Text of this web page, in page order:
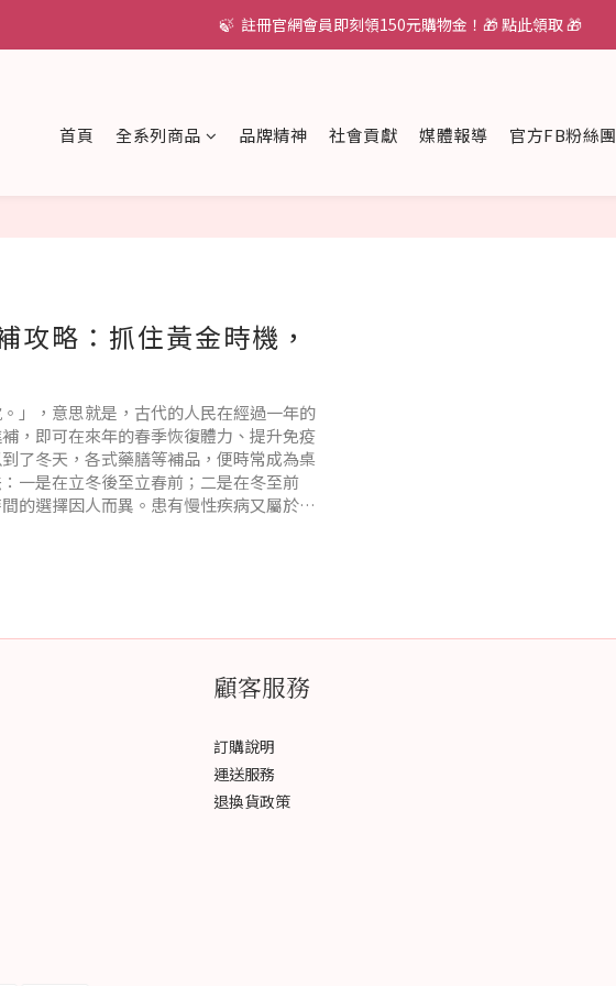
🍃  註冊官網會員即刻領150元購物金！🎁 點此領取 🎁
首頁 全系列商品 品牌精神 社會貢獻 媒體報導 官方FB粉絲團
攻略：抓住黃金時機，
」，意思就是，古代的人民在經過一年的
，即可在來年的春季恢復體力、提升免疫
了冬天，各式藥膳等補品，便時常成為桌
一是在立冬後至立春前；二是在冬至前
的選擇因人而異。患有慢性疾病又屬於陽
伏、冬補三
顧客服務
訂購說明
運送服務
退換貨政策